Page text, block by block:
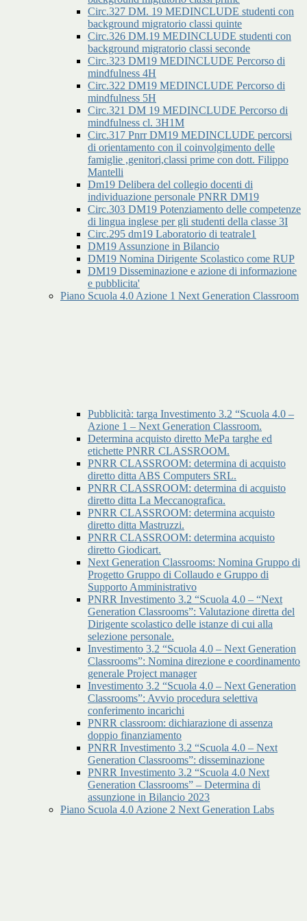
Circ.327 DM. 19 MEDINCLUDE studenti con
background migratorio classi quinte
Circ.326 DM.19 MEDINCLUDE studenti con
background migratorio classi seconde
Circ.323 DM19 MEDINCLUDE Percorso di
mindfulness 4H
Circ.322 DM19 MEDINCLUDE Percorso di
mindfulness 5H
Circ.321 DM 19 MEDINCLUDE Percorso di
mindfulness cl. 3H1M
Circ.317 Pnrr DM19 MEDINCLUDE percorsi
di orientamento con il coinvolgimento delle
famiglie ,genitori,classi prime con dott. Filippo
Mantelli
Dm19 Delibera del collegio docenti di
individuazione personale PNRR DM19
Circ.303 DM19 Potenziamento delle competenze
di lingua inglese per gli studenti della classe 3I
Circ.295 dm19 Laboratorio di teatrale1
DM19 Assunzione in Bilancio
DM19 Nomina Dirigente Scolastico come RUP
DM19 Disseminazione e azione di informazione
e pubblicita'
Piano Scuola 4.0 Azione 1 Next Generation Classroom
Pubblicità: targa Investimento 3.2 “Scuola 4.0 –
Azione 1 – Next Generation Classroom.
Determina acquisto diretto MePa targhe ed
etichette PNRR CLASSROOM.
PNRR CLASSROOM: determina di acquisto
diretto ditta ABS Computers SRL.
PNRR CLASSROOM: determina di acquisto
diretto ditta La Meccanografica.
PNRR CLASSROOM: determina acquisto
diretto ditta Mastruzzi.
PNRR CLASSROOM: determina acquisto
diretto Giodicart.
Next Generation Classrooms: Nomina Gruppo di
Progetto Gruppo di Collaudo e Gruppo di
Supporto Amministrativo
PNRR Investimento 3.2 “Scuola 4.0 – “Next
Generation Classrooms”: Valutazione diretta del
Dirigente scolastico delle istanze di cui alla
selezione personale.
Investimento 3.2 “Scuola 4.0 – Next Generation
Classrooms”: Nomina direzione e coordinamento
generale Project manager
Investimento 3.2 “Scuola 4.0 – Next Generation
Classrooms”: Avvio procedura selettiva
conferimento incarichi
PNRR classroom: dichiarazione di assenza
doppio finanziamento
PNRR Investimento 3.2 “Scuola 4.0 – Next
Generation Classrooms”: disseminazione
PNRR Investimento 3.2 “Scuola 4.0 Next
Generation Classrooms” – Determina di
assunzione in Bilancio 2023
Piano Scuola 4.0 Azione 2 Next Generation Labs